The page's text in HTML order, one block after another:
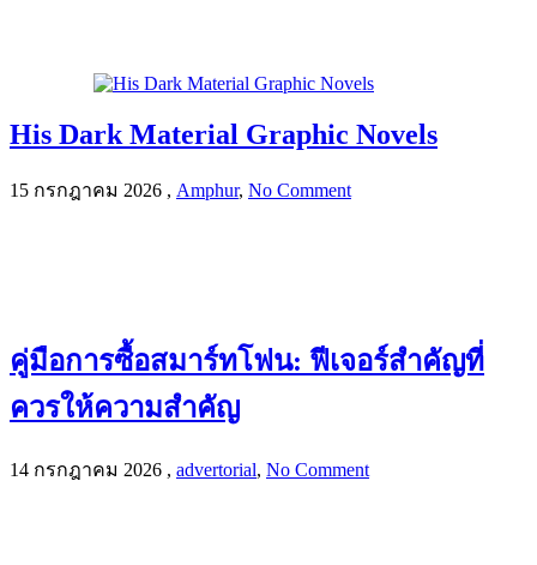
His Dark Material Graphic Novels
15 กรกฎาคม 2026 , Amphur, No Comment
คู่มือการซื้อสมาร์ทโฟน: ฟีเจอร์สำคัญที่
ควรให้ความสำคัญ
14 กรกฎาคม 2026 , advertorial, No Comment